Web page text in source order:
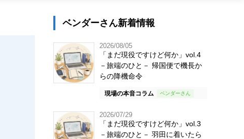
ベンダーさん新着情報
2026/08/05
「まだ現役ですけど何か」vol.4
－旅端のひと－ 帰国便で機長か
らの降機命令
現場の本音コラム
2026/07/29
「まだ現役ですけど何か」vol.3
－旅端のひと－ 羽田に着いたら